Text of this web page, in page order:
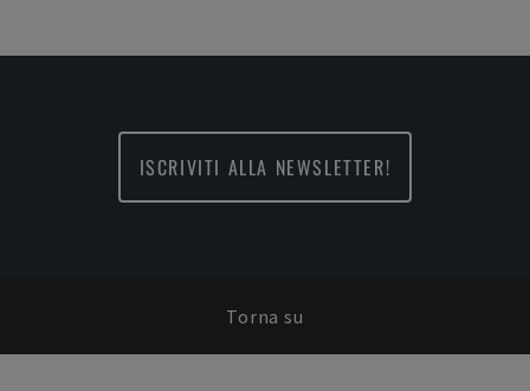
ISCRIVITI ALLA NEWSLETTER!
Torna su